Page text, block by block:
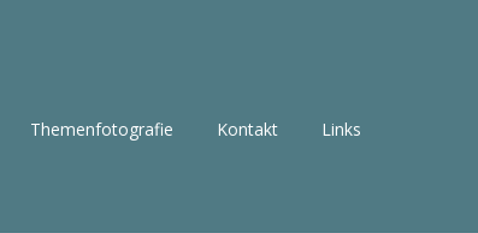
Themenfotografie Kontakt Links